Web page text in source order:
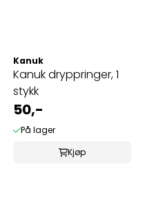
Kanuk
Kanuk dryppringer, 1
stykk
50,-
På lager
Kjøp